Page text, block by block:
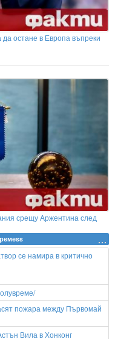
остане в Европа въпреки
срещу Аржентина след
се намира в критично
пожара между Първомай
Вила в Хонконг